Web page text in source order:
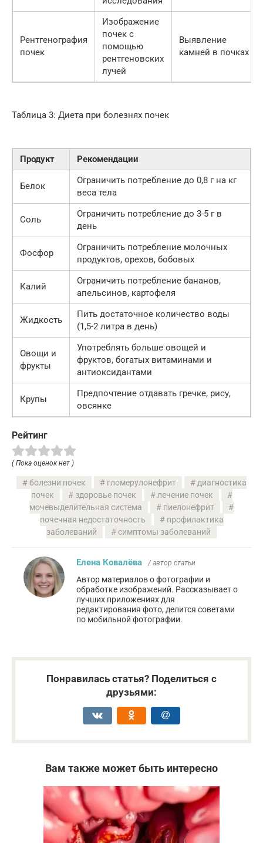
Рентгенография
почек
Изображение
почек с
помощью
рентгеновских
лучей
Выявление
камней в почках
Таблица 3: Диета при болезнях почек
Продукт Рекомендации
Белок
Ограничить потребление до 0,8 г на кг
веса тела
Соль
Ограничить потребление до 3-5 г в
день
Фосфор
Ограничить потребление молочных
продуктов, орехов, бобовых
Калий
Ограничить потребление бананов,
апельсинов, картофеля
Жидкость
Пить достаточное количество воды
(1,5-2 литра в день)
Овощи и
фрукты
Употреблять больше овощей и
фруктов, богатых витаминами и
антиоксидантами
Крупы
Предпочтение отдавать гречке, рису,
овсянке
Рейтинг
( Пока оценок нет )
болезни почек гломерулонефрит
диагностика
почек
здоровье почек
лечение почек
мочевыделительная система
пиелонефрит
почечная недостаточность
профилактика
заболеваний
симптомы заболеваний
Елена Ковалёва / автор статьи
Автор материалов о фотографии и
обработке изображений. Рассказывает о
лучших приложениях для
редактирования фото, делится советами
по мобильной фотографии.
Понравилась статья? Поделиться с
друзьями:
Вам также может быть интересно